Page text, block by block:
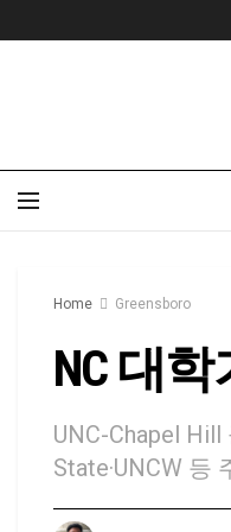
Home Greensboro
NC 대
UNC-Chapel Hill
State·UNCW 등